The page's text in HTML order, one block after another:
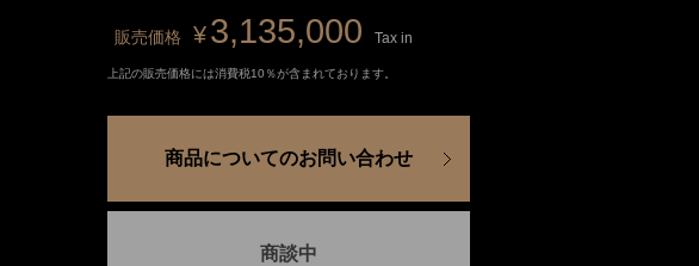
販売価格 ¥3,135,000 Tax in
上記の販売価格には消費税10％が含まれております。
商品についてのお問い合わせ
商談中